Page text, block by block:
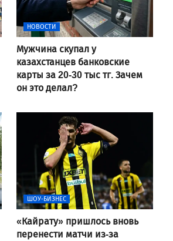
НОВОСТИ
Мужчина скупал у
казахстанцев банковские
карты за 20-30 тыс тг. Зачем
он это делал?
ШОУ-БИЗНЕС
«Кайрату» пришлось вновь
перенести матчи из-за